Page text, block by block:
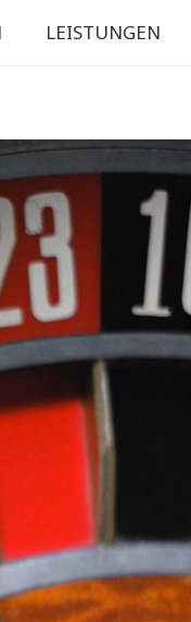
LEISTUNGEN